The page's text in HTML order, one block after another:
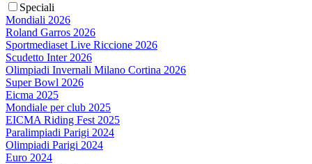
Speciali
Mondiali 2026
Roland Garros 2026
Sportmediaset Live Riccione 2026
Scudetto Inter 2026
Olimpiadi Invernali Milano Cortina 2026
Super Bowl 2026
Eicma 2025
Mondiale per club 2025
EICMA Riding Fest 2025
Paralimpiadi Parigi 2024
Olimpiadi Parigi 2024
Euro 2024